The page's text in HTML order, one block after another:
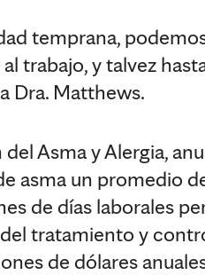
temprana,
trabajo, y talvez
Dra. Matthews.
Asma y Alergia,
asma un promedio
de días laborales
tratamiento y
de dólares